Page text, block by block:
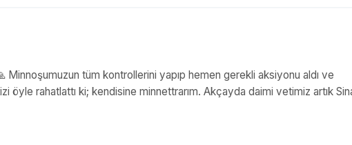
tüm kontrollerini yapıp hemen gerekli aksiyonu aldı ve
öyle rahatlattı ki; kendisine minnettrarım. Akçayda daimi vetimiz artık